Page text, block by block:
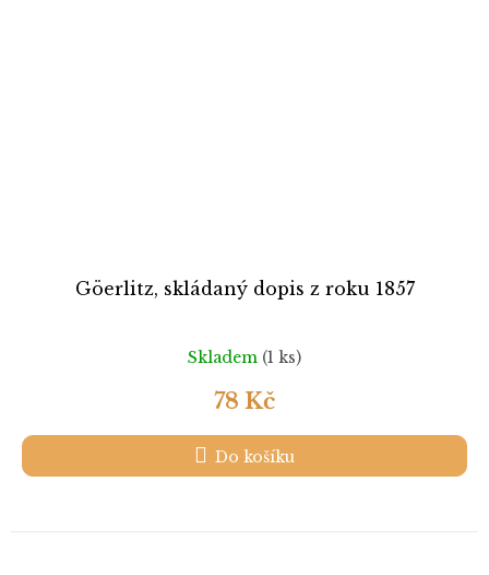
Göerlitz, skládaný dopis z roku 1857
Skladem (1 ks)
78 Kč
Do košíku